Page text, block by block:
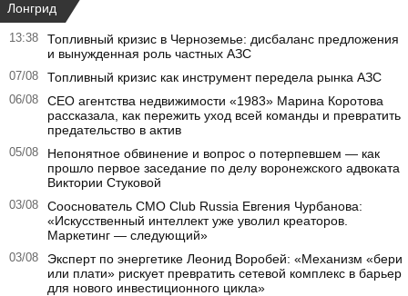
Лонгрид
13:38
Топливный кризис в Черноземье: дисбаланс предложения
и вынужденная роль частных АЗС
07/08 Топливный кризис как инструмент передела рынка АЗС
06/08
CEO агентства недвижимости «1983» Марина Коротова
рассказала, как пережить уход всей команды и превратить
предательство в актив
05/08
Непонятное обвинение и вопрос о потерпевшем — как
прошло первое заседание по делу воронежского адвоката
Виктории Стуковой
03/08
Сооснователь CMO Club Russia Евгения Чурбанова:
«Искусственный интеллект уже уволил креаторов.
Маркетинг — следующий»
03/08
Эксперт по энергетике Леонид Воробей: «Механизм «бери
или плати» рискует превратить сетевой комплекс в барьер
для нового инвестиционного цикла»